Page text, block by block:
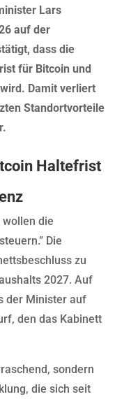
Lars
auf der
dass die
für Bitcoin und
Damit verliert
Standortvorteile
Haltefrist
wollen die
Die
zu
2027. Auf
der Minister auf
den das Kabinett
sondern
die sich seit